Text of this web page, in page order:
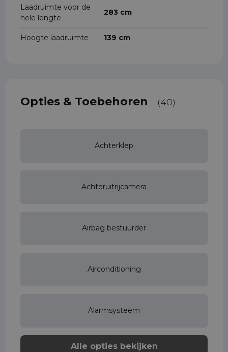
Laadruimte voor de
hele lengte
283 cm
Hoogte laadruimte 139 cm
Opties & Toebehoren (40)
Achterklep
Achteruitrijcamera
Airbag bestuurder
Airconditioning
Alarmsysteem
Alle opties bekijken